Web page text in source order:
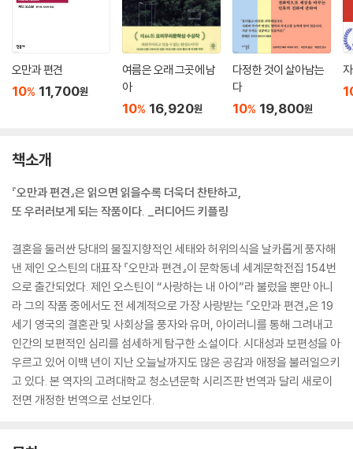
오만과 편견
10% 11,700원
여름은 오래 그곳에 남
아
10% 16,920원
다정한 것이 살아남는
다
10% 19,800원
책소개
『오만과 편견』은 읽으면 읽을수록 더욱더 찬탄하고,
또 우러러보게 되는 작품이다. _러디어드 키플링
결혼을 둘러싼 당대의 물질지향적인 세태와 허위의식을 날카롭게 풍자해
낸 제인 오스틴의 대표작 『오만과 편견』이 문학동네 세계문학전집 154번
으로 출간되었다. 제인 오스틴이 “사랑하는 내 아이”라 불렀을 뿐만 아니
라 그의 작품 중에서도 전 세계적으로 가장 사랑받는 『오만과 편견』은 19
세기 영국의 결혼관 및 사회상을 풍자와 유머, 아이러니를 통해 그려내고
인간의 보편적인 심리를 섬세하게 탐구한 소설이다. 시대성과 보편성을 아
우르고 있어 이백 년이 지난 오늘날까지도 많은 공감과 애정을 불러일으키
고 있다. 본 역자의 고려대학교 청소년문학 시리즈판 번역과 달리 새로이
전면 개정한 번역으로 선보인다.